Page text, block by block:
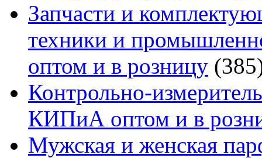
Запчасти и
техники и
оптом и в розницу
Контрольно-
КИПиА оптом и в
Мужская и женская